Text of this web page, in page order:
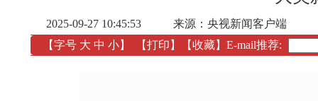
2025-09-27 10:45:53
来源：央视新闻客户端
【字号 大 中 小】 【打印 】 【收藏】 E-mail推荐: